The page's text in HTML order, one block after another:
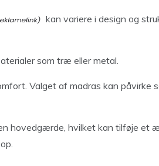
kan variere i design og
som træ eller metal.
Valget af madras kan påvirke
hovedgærde, hvilket kan tilføje et